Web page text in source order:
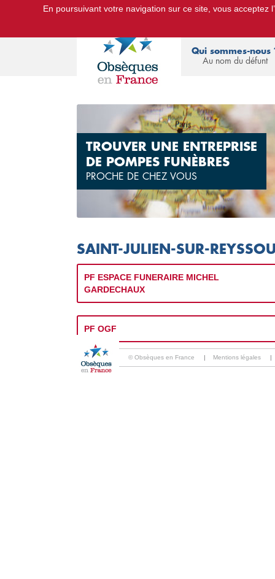
Le Portail d'Informations Obsèques :devis
Qui sommes-nous
Au nom du défunt
TROUVER UNE ENTREPRISE
DE POMPES FUNÈBRES
PROCHE DE CHEZ VOUS
SAINT-JULIEN-SUR-
PF ESPACE FUNERAIRE MICHEL
GARDECHAUX
PF OGF
© Obsèques en France | Mentions légales |
En poursuivant votre navigation sur ce site, vous